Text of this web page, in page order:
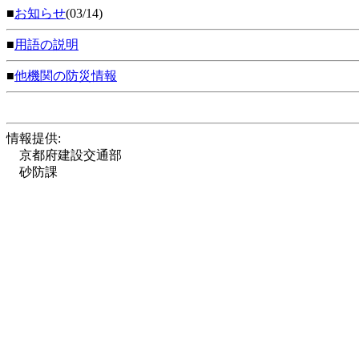
■お知らせ(03/14)
■用語の説明
■他機関の防災情報
情報提供:
京都府建設交通部
砂防課